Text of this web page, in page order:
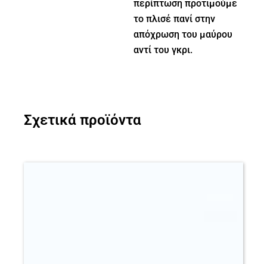
περίπτωση προτιμούμε
το πλισέ πανί στην
απόχρωση του μαύρου
αντί του γκρι.
Σχετικά προϊόντα